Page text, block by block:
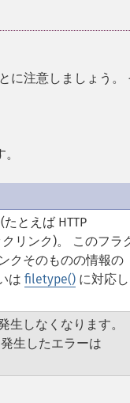
に注意しましょう。
とえば HTTP
リンク)。 このフラ
クそのものの情報の
は filetype() に対応し
生しなくなります。
生したエラーは